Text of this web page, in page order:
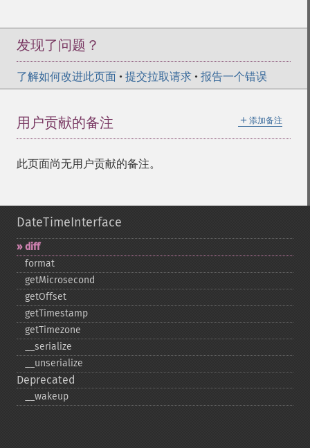
发现了问题？
了解如何改进此页面 • 提交拉取请求 • 报告一个错误
＋ 添加备注
用户贡献的备注
此页面尚无用户贡献的备注。
DateTimeInterface
diff
format
getMicrosecond
getOffset
getTimestamp
getTimezone
_​_​serialize
_​_​unserialize
Deprecated
_​_​wakeup